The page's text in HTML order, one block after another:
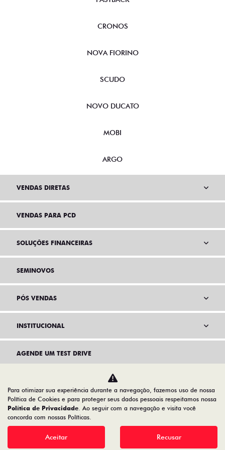
CRONOS
NOVA FIORINO
SCUDO
NOVO DUCATO
MOBI
ARGO
VENDAS DIRETAS
VENDAS PARA PCD
SOLUÇÕES FINANCEIRAS
SEMINOVOS
PÓS VENDAS
INSTITUCIONAL
AGENDE UM TEST DRIVE
Para otimizar sua experiência durante a navegação, fazemos uso de nossa
Política de Cookies e para proteger seus dados pessoais respeitamos nossa
Política de Privacidade. Ao seguir com a navegação e visita você
concorda com nossas Políticas.
Aceitar Recusar